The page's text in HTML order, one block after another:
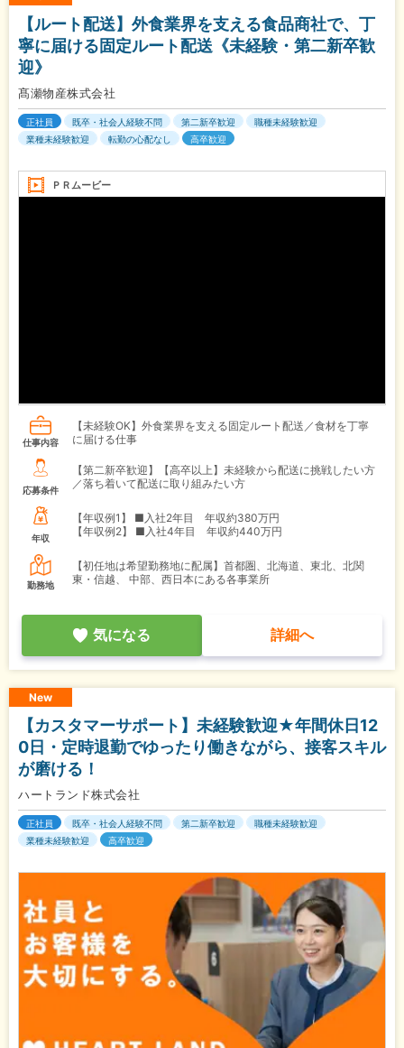
【ルート配送】外食業界を支える食品商社で、丁
寧に届ける固定ルート配送《未経験・第二新卒歓
迎》
髙瀬物産株式会社
正社員 既卒・社会人経験不問 第二新卒歓迎
職種未経験歓迎
業種未経験歓迎
転勤の心配なし 高卒歓迎
ＰＲムービー
仕事内容
【未経験OK】外食業界を支える固定ルート配送／食材を丁寧
に届ける仕事
応募条件
【第二新卒歓迎】【高卒以上】未経験から配送に挑戦したい方
／落ち着いて配送に取り組みたい方
年収
【年収例1】
■入社2年目 年収約380万円
【年収例2】
■入社4年目 年収約440万円
勤務地
【初任地は希望勤務地に配属】首都圏、北海道、東北、北関
東・信越、 中部、西日本にある各事業所
気になる 詳細へ
New
【カスタマーサポート】未経験歓迎★年間休日12
0日・定時退勤でゆったり働きながら、接客スキル
が磨ける！
ハートランド株式会社
正社員 既卒・社会人経験不問 第二新卒歓迎
職種未経験歓迎
業種未経験歓迎
高卒歓迎